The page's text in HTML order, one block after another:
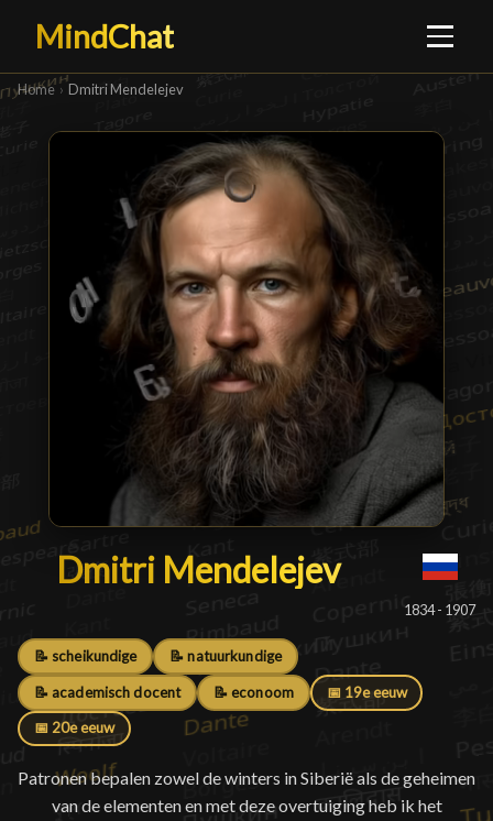
MindChat
Home › Dmitri Mendelejev
Dmitri Mendelejev
Dmitri Mendelejev█
1834 - 1907
📝 scheikundige 📝 natuurkundige
📝 academisch docent 📝 econoom 📅 19e eeuw
📅 20e eeuw
Patronen bepalen zowel de winters in Siberië als de geheimen
van de elementen en met deze overtuiging heb ik het